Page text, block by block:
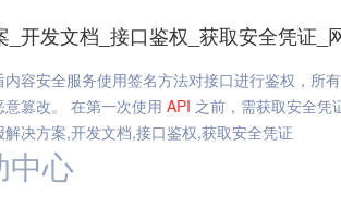
_开发文档_接口鉴权_获取安全凭证_
容安全服务使用签名方法对接口进行鉴权，所
篡改。 在第一次使用 API 之前，需获取安全
决方案,开发文档,接口鉴权,获取安全凭证
中心